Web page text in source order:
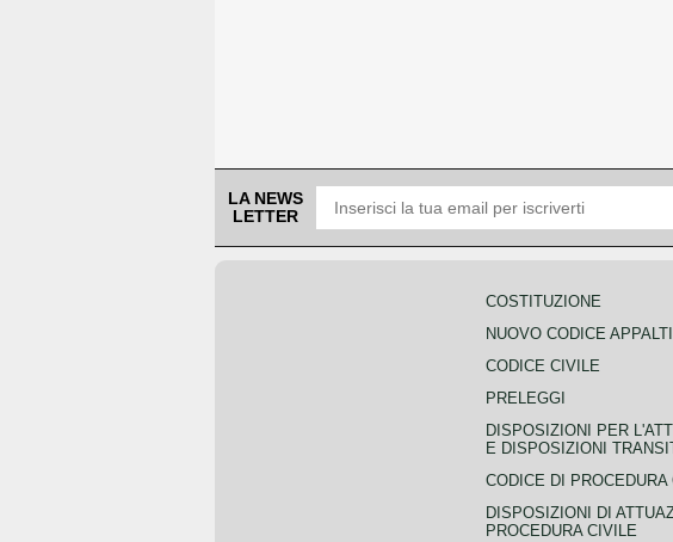
LA NEWS
LETTER
COSTITUZIONE
NUOVO CODICE
CODICE CIVILE
PRELEGGI
DISPOSIZIONI PER
E DISPOSIZIONI
CODICE DI PROCEDURA
DISPOSIZIONI DI
PROCEDURA CIVILE